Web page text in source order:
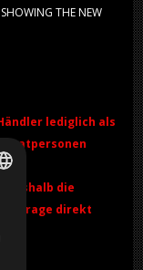
THE NEW
lediglich als
deshalb die
frage direkt